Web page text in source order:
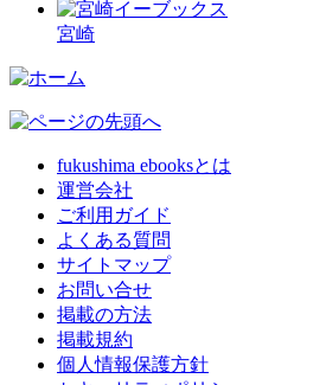
宮崎
fukushima ebooksとは
運営会社
ご利用ガイド
よくある質問
サイトマップ
お問い合せ
掲載の方法
掲載規約
個人情報保護方針